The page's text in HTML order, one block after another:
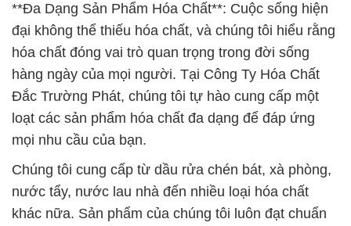
**Đa Dạng Sản Phẩm Hóa Chất**: Cuộc sống hiện
đại không thể thiếu hóa chất, và chúng tôi hiểu rằng
hóa chất đóng vai trò quan trọng trong đời sống
hàng ngày của mọi người. Tại Công Ty Hóa Chất
Đắc Trường Phát, chúng tôi tự hào cung cấp một
loạt các sản phẩm hóa chất đa dạng để đáp ứng
mọi nhu cầu của bạn.
Chúng tôi cung cấp từ dầu rửa chén bát, xà phòng,
nước tẩy, nước lau nhà đến nhiều loại hóa chất
khác nữa. Sản phẩm của chúng tôi luôn đạt chuẩn